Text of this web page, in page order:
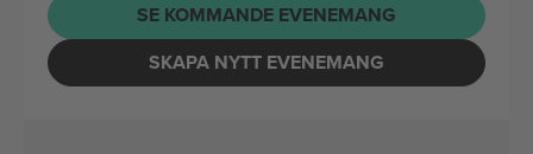
SE KOMMANDE EVENEMANG
SKAPA NYTT EVENEMANG